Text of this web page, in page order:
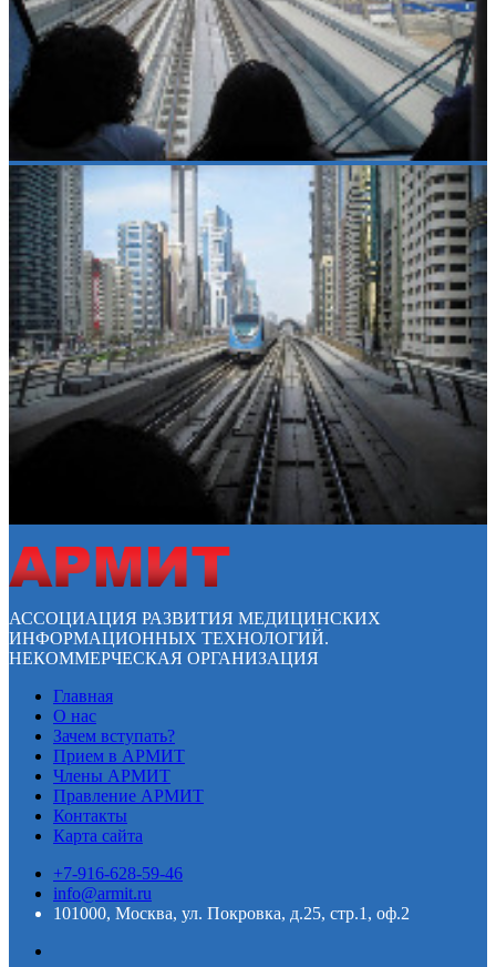
АССОЦИАЦИЯ РАЗВИТИЯ МЕДИЦИНСКИХ
ИНФОРМАЦИОННЫХ ТЕХНОЛОГИЙ.
НЕКОММЕРЧЕСКАЯ ОРГАНИЗАЦИЯ
Главная
О нас
Зачем вступать?
Прием в АРМИТ
Члены АРМИТ
Правление АРМИТ
Контакты
Карта сайта
+7-916-628-59-46
info@armit.ru
101000, Москва, ул. Покровка, д.25, стр.1, оф.2